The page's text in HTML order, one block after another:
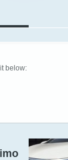
below: